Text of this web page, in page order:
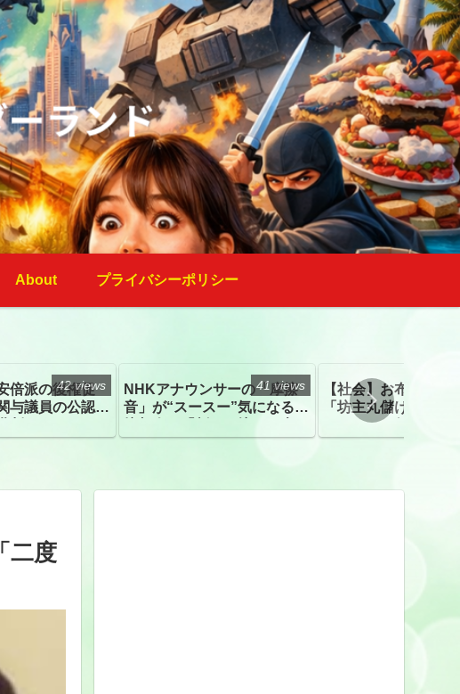
About プライバシーポリシー
倍派の復権促
議員の公認、
42 views
NHKアナウンサーの「摩擦
音」が“スースー”気になる指
聴こえる。聴きづらい」
41 views
【社会】お布施、戒
「坊主丸儲け」は
ほとんどが年収３０
下「地方の寺の僧侶
二度